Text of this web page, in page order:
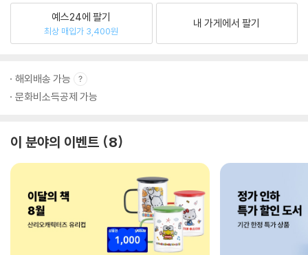
예스24에 팔기
최상 매입가 3,400원
내 가게에서 팔기
해외배송 가능
문화비소득공제 가능
이 분야의 이벤트 8